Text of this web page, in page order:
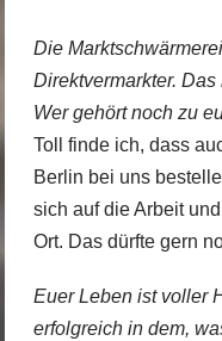
Die
Direktvermarkter.
Wer gehört noch zu
Toll finde ich, dass
Berlin bei uns
sich auf die Arbeit
Ort. Das dürfte gern
Euer Leben ist voller
erfolgreich in dem,